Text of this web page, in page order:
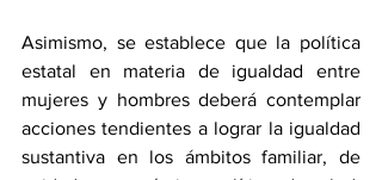
Asimismo, se establece que la política
estatal en materia de igualdad entre
mujeres y hombres deberá contemplar
acciones tendientes a lograr la igualdad
sustantiva en los ámbitos familiar, de